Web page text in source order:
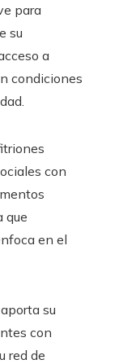
para
su
a
condiciones
con
que
en el
su
con
red de